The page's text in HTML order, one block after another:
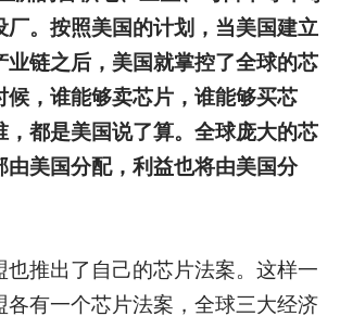
厂。按照美国的计划，当美国建立
业链之后，美国就掌控了全球的芯
候，谁能够卖芯片，谁能够买芯
，都是美国说了算。全球庞大的芯
由美国分配，利益也将由美国分
也推出了自己的芯片法案。这样一
各有一个芯片法案，全球三大经济